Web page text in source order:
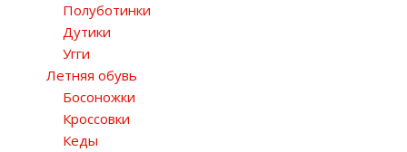
Полуботинки
Дутики
Угги
Летняя обувь
Босоножки
Кроссовки
Кеды